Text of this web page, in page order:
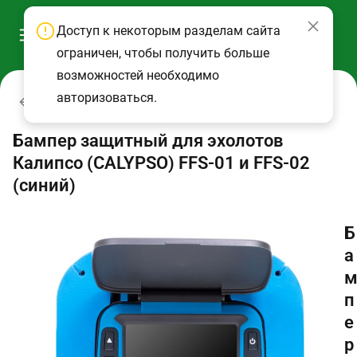
Эхолоты и аксессуары
Бампер защитный для эхолотов
Калипсо (CALYPSO) FFS-01 и FFS-02
(синий)
Б
а
м
п
е
р
Доступ к некоторым разделам сайта
ограничен, чтобы получить больше
возможностей необходимо
авторизоваться.